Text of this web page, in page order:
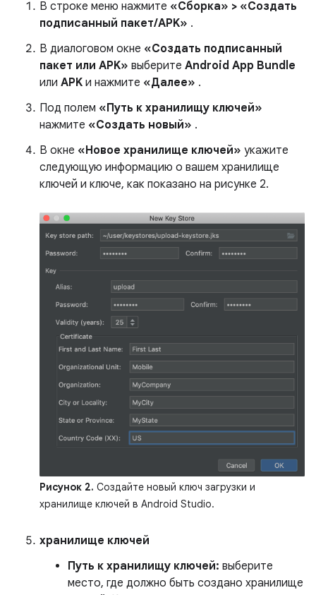
В строке меню нажмите «Сборка» > «Создать
подписанный пакет/APK» .
В диалоговом окне «Создать подписанный
пакет или APK» выберите Android App Bundle
или APK и нажмите «Далее» .
Под полем «Путь к хранилищу ключей»
нажмите «Создать новый» .
В окне «Новое хранилище ключей» укажите
следующую информацию о вашем хранилище
ключей и ключе, как показано на рисунке 2.
Рисунок 2. Создайте новый ключ загрузки и
хранилище ключей в Android Studio.
хранилище ключей
Путь к хранилищу ключей: выберите
место, где должно быть создано хранилище